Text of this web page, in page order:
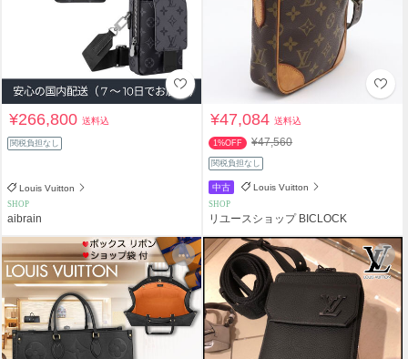
¥266,800送料込
関税負担なし
Louis Vuitton
SHOP
aibrain
¥47,084送料込
1%OFF ¥47,560
関税負担なし
中古 Louis Vuitton
SHOP
リユースショップ BICLOCK